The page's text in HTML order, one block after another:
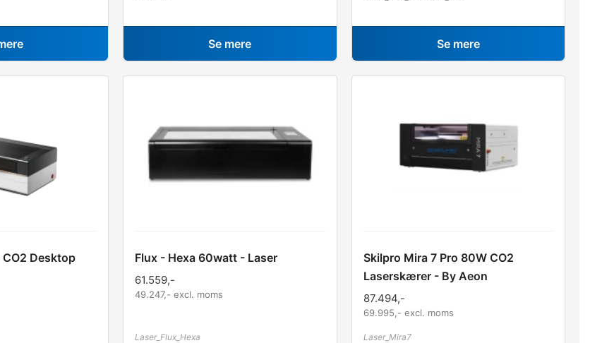
Se mere Se mere
Desktop
Flux - Hexa 60watt - Laser
61.559,-
49.247,- excl. moms
Laser_Flux_Hexa
Skilpro Mira 7 Pro 80W CO2
Laserskærer - By Aeon
87.494,-
69.995 ,- excl. moms
Laser_Mira7